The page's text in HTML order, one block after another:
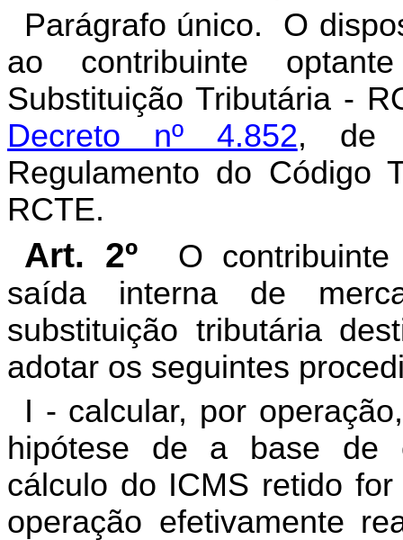
Parágrafo único. O
ao contribuinte
Substituição Tributária -
Decreto nº 4.852, de
Regulamento do Código
RCTE.
Art. 2º
O
saída interna de
substituição tributária
adotar os seguintes
I - calcular, por
hipótese de a base de
cálculo do ICMS retido
operação efetivamente